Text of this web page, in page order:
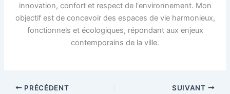
innovation, confort et respect de l'environnement. Mon
objectif est de concevoir des espaces de vie harmonieux,
fonctionnels et écologiques, répondant aux enjeux
contemporains de la ville.
PRÉCÉDENT SUIVANT